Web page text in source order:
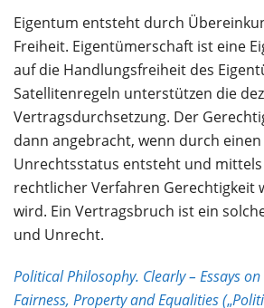
Eigentum entsteht durch
Freiheit. Eigentümerschaft ist eine
auf die Handlungsfreiheit des
Satellitenregeln unterstützen die
Vertragsdurchsetzung. Der
dann angebracht, wenn durch
Unrechtsstatus entsteht und
rechtlicher Verfahren Gerechtigkeit
wird. Ein Vertragsbruch ist ein
und Unrecht.
Political Philosophy. Clearly – Essays
Fairness, Property and Equalities („